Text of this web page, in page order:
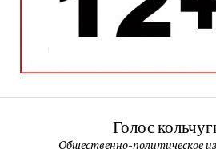
Голос
Общественно-политическое